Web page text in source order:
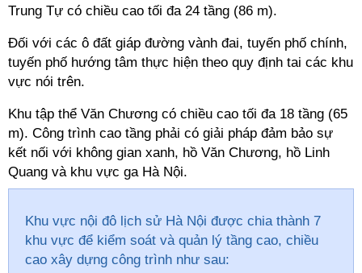
Trung Tự có chiều cao tối đa 24 tầng (86 m).
Đối với các ô đất giáp đường vành đai, tuyến phố chính,
tuyến phố hướng tâm thực hiện theo quy định tai các khu
vực nói trên.
Khu tập thể Văn Chương có chiều cao tối đa 18 tầng (65
m). Công trình cao tầng phải có giải pháp đảm bảo sự
kết nối với không gian xanh, hồ Văn Chương, hồ Linh
Quang và khu vực ga Hà Nội.
Khu vực nội đô lịch sử Hà Nội được chia thành 7
khu vực để kiểm soát và quản lý tầng cao, chiều
cao xây dựng công trình như sau: